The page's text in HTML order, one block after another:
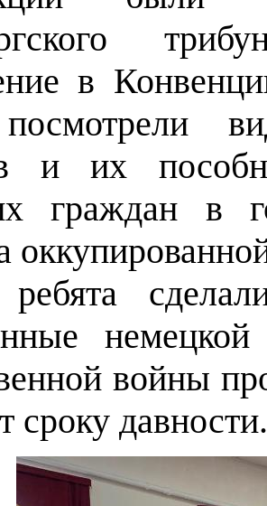
в
и их
граждан в
войны
сроку давности.